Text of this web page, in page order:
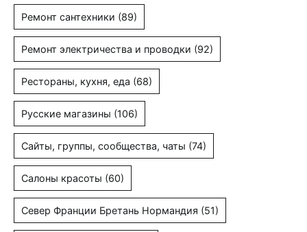
Ремонт сантехники (89)
Ремонт электричества и проводки (92)
Рестораны, кухня, еда (68)
Русские магазины (106)
Сайты, группы, сообщества, чаты (74)
Салоны красоты (60)
Север Франции Бретань Нормандия (51)